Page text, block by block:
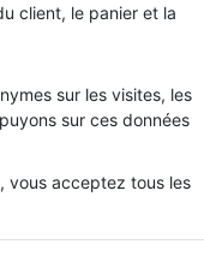
couple
Relation d'aide
société, politique
actuels
Relation d'aide
jeunesse
Adoration
reportages
de Bible
difficultés
9782826033363
client, le panier et la
sur les visites, les
sur ces données
vous acceptez tous les